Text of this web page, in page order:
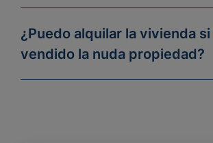
¿Puedo alquilar la vivienda si
vendido la nuda propiedad?